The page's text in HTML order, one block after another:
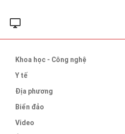
Khoa học - Công nghệ
Y tế
Địa phương
Biển đảo
Video